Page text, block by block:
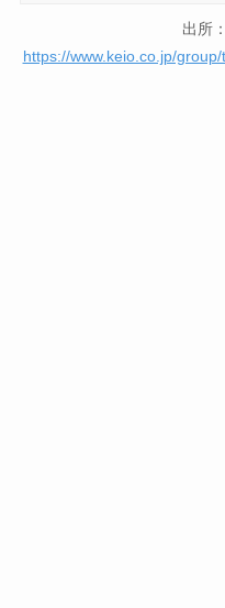
出所
https://www.keio.co.jp/